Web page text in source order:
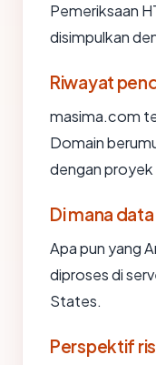
Pemeriksaan
disimpulkan
Riwayat
masima.com
Domain
dengan proyek
Di mana
Apa pun yang
diproses di
States.
Perspektif